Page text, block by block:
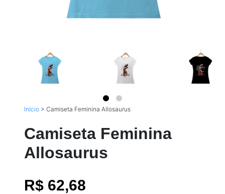
Início > Camiseta Feminina Allosaurus
Camiseta Feminina
Allosaurus
R$ 62,68